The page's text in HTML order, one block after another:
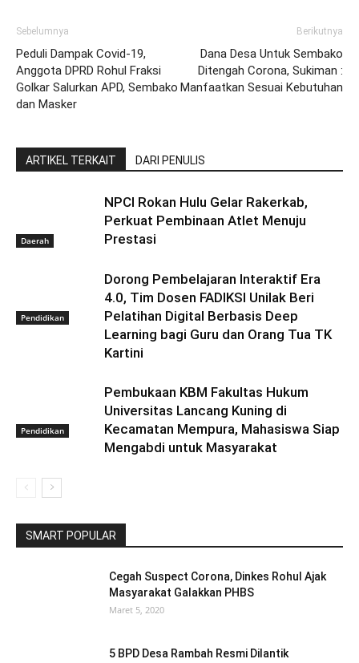
Sebelumnya
Peduli Dampak Covid-19,
Anggota DPRD Rohul Fraksi
Golkar Salurkan APD, Sembako
dan Masker
Berikutnya
Dana Desa Untuk Sembako
Ditengah Corona, Sukiman :
Manfaatkan Sesuai Kebutuhan
ARTIKEL TERKAIT DARI PENULIS
Daerah
NPCI Rokan Hulu Gelar Rakerkab,
Perkuat Pembinaan Atlet Menuju
Prestasi
Pendidikan
Dorong Pembelajaran Interaktif Era
4.0, Tim Dosen FADIKSI Unilak Beri
Pelatihan Digital Berbasis Deep
Learning bagi Guru dan Orang Tua TK
Kartini
Pendidikan
Pembukaan KBM Fakultas Hukum
Universitas Lancang Kuning di
Kecamatan Mempura, Mahasiswa Siap
Mengabdi untuk Masyarakat
SMART POPULAR
Cegah Suspect Corona, Dinkes Rohul Ajak
Masyarakat Galakkan PHBS
Maret 5, 2020
5 BPD Desa Rambah Resmi Dilantik